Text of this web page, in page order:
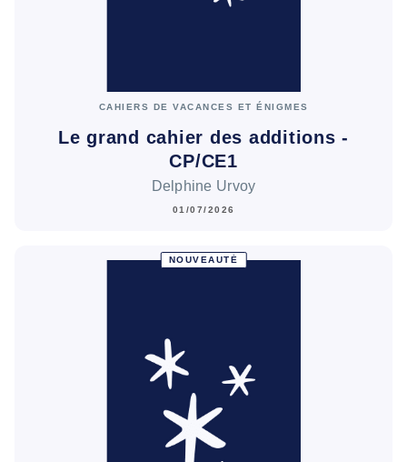
CAHIERS DE VACANCES ET ÉNIGMES
Le grand cahier des additions -
CP/CE1
Delphine Urvoy
01/07/2026
NOUVEAUTÉ